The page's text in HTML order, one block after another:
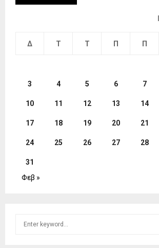
Δ Τ Τ Π Π
3 4 5 6 7
10 11 12 13 14
17 18 19 20 21
24 25 26 27 28
31
Φεβ »